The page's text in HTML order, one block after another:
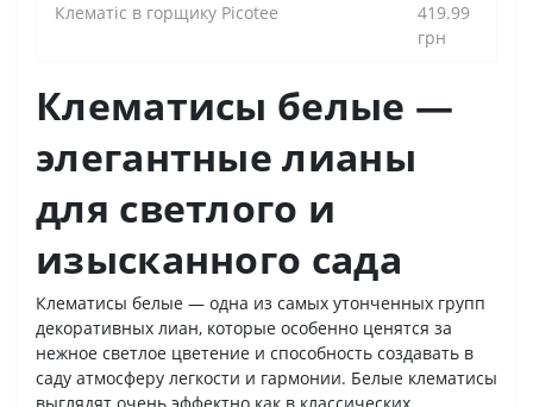
Клематіс в горщику Picotee
419.99
грн
Клематисы белые —
элегантные лианы
для светлого и
изысканного сада
Клематисы белые — одна из самых утонченных групп
декоративных лиан, которые особенно ценятся за
нежное светлое цветение и способность создавать в
саду атмосферу легкости и гармонии. Белые клематисы